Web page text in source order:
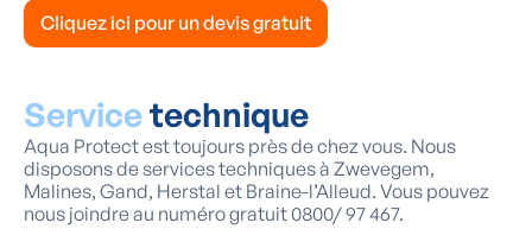
Cliquez ici pour un devis gratuit
Servicetechnique
Aqua Protect est toujours près de chez vous. Nous
disposons de services techniques à Zwevegem,
Malines, Gand, Herstal et Braine-l’Alleud. Vous pouvez
nous joindre au numéro gratuit 0800/ 97 467.